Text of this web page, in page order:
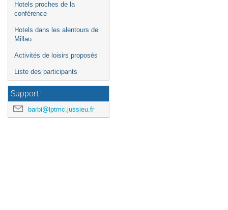
Hotels proches de la
conférence
Hotels dans les alentours de
Millau
Activités de loisirs proposés
Liste des participants
Support
barbi@lptmc.jussieu.fr